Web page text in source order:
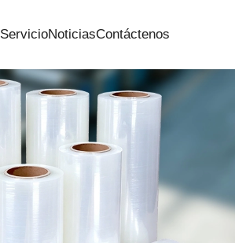
ServicioNoticiasContáctenos